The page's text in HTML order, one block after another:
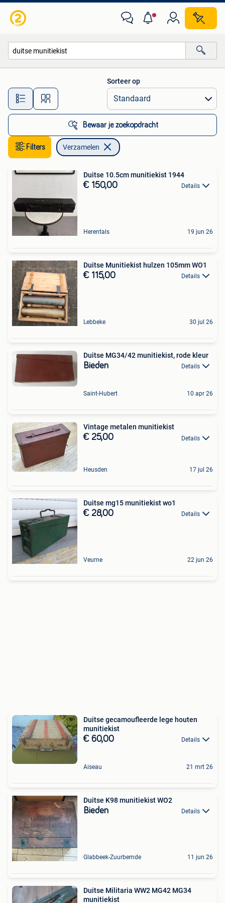
Alle afstanden…
Sorteer op
Bewaar je zoekopdracht
Filters Verzamelen
Duitse 10.5cm munitiekist 1944
€ 150,00 Details
Herentals 19 jun 26
Duitse Munitiekist hulzen 105mm WO1
€ 115,00 Details
Lebbeke 30 jul 26
Duitse MG34/42 munitiekist, rode kleur
Bieden Details
Saint-Hubert 10 apr 26
Vintage metalen munitiekist
€ 25,00 Details
Heusden 17 jul 26
Duitse mg15 munitiekist wo1
€ 28,00 Details
Veurne 22 jun 26
Duitse gecamoufleerde lege houten
munitiekist
€ 60,00 Details
Aiseau 21 mrt 26
Duitse K98 munitiekist WO2
Bieden Details
Glabbeek-Zuurbemde 11 jun 26
Duitse Militaria WW2 MG42 MG34
munitiekist